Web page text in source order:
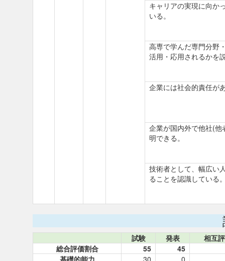
キャリアの実現に向か
いる。
高専で学んだ専門分野
活用・応用されるかを
企業には社会的責任が
企業が国内外で他社(
明できる。
技術者として、幅広い
ることを認識している
試験 発表
相互
総合評価割合
55
45
基礎的能力
30 0